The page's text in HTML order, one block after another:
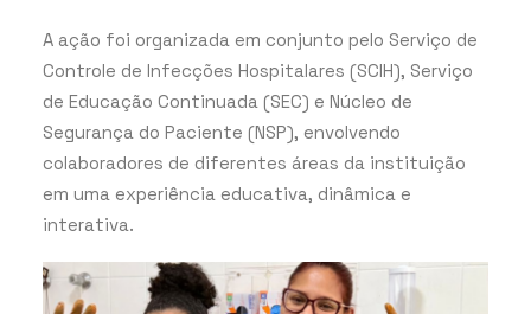
A ação foi organizada em conjunto pelo Serviço de
Controle de Infecções Hospitalares (SCIH), Serviço
de Educação Continuada (SEC) e Núcleo de
Segurança do Paciente (NSP), envolvendo
colaboradores de diferentes áreas da instituição
em uma experiência educativa, dinâmica e
interativa.